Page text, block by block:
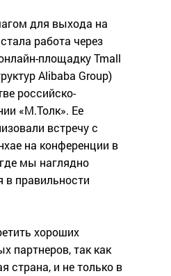
для выхода на
работа через
площадку Tmall
Alibaba Group)
российско-
«М.Толк». Ее
встречу с
на конференции в
мы наглядно
в правильности
хороших
партнеров, так как
страна, и не только в